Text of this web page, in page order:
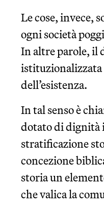
Le cose, invece,
ogni società
In altre parole, il
istituzionalizzata
dell’esistenza.
In tal senso è
dotato di dignità
stratificazione
concezione
storia un
che valica la